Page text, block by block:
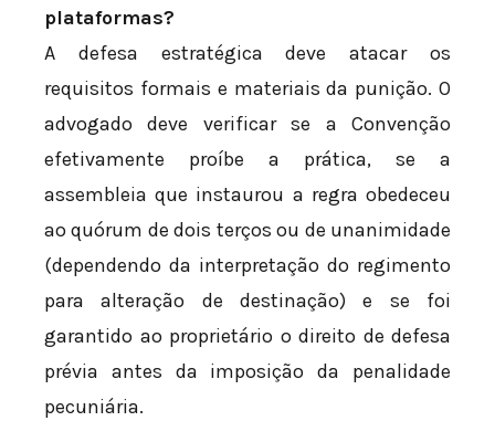
plataformas?
A defesa estratégica deve atacar os
requisitos formais e materiais da punição. O
advogado deve verificar se a Convenção
efetivamente proíbe a prática, se a
assembleia que instaurou a regra obedeceu
ao quórum de dois terços ou de unanimidade
(dependendo da interpretação do regimento
para alteração de destinação) e se foi
garantido ao proprietário o direito de defesa
prévia antes da imposição da penalidade
pecuniária.